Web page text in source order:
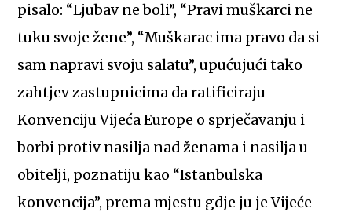
pisalo: “Ljubav ne boli”, “Pravi muškarci ne
tuku svoje žene”, “Muškarac ima pravo da si
sam napravi svoju salatu”, upućujući tako
zahtjev zastupnicima da ratificiraju
Konvenciju Vijeća Europe o sprječavanju i
borbi protiv nasilja nad ženama i nasilja u
obitelji, poznatiju kao “Istanbulska
konvencija”, prema mjestu gdje ju je Vijeće